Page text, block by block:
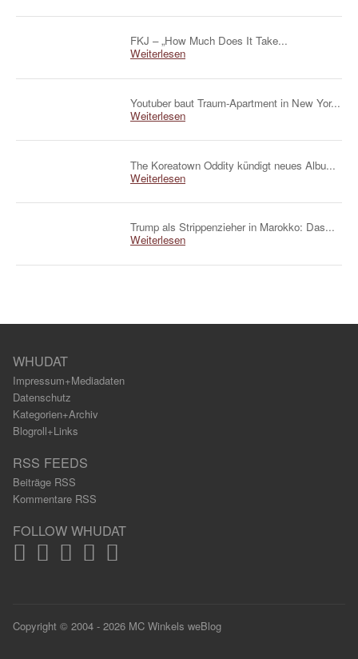
FKJ – „How Much Does It Take...
Weiterlesen
Youtuber baut Traum-Apartment in New Yor...
Weiterlesen
The Koreatown Oddity kündigt neues Albu...
Weiterlesen
Trump als Strippenzieher in Marokko: Das...
Weiterlesen
WHUDAT
Impressum+Mediadaten
Datenschutz
Kategorien+Archiv
Blogroll+Links
RSS FEEDS
Beiträge RSS
Kommentare RSS
FOLLOW WHUDAT
Copyright © 2004 - 2026 MC Winkels weBlog